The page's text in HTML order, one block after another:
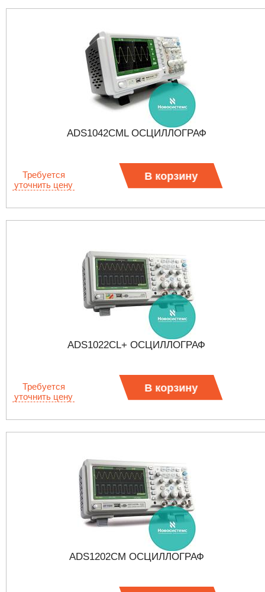
ADS1042CML ОСЦИЛЛОГРАФ
Требуется
уточнить цену
В корзину
ADS1022CL+ ОСЦИЛЛОГРАФ
Требуется
уточнить цену
В корзину
ADS1202CM ОСЦИЛЛОГРАФ